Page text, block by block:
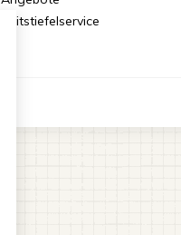
Reitstiefelservice